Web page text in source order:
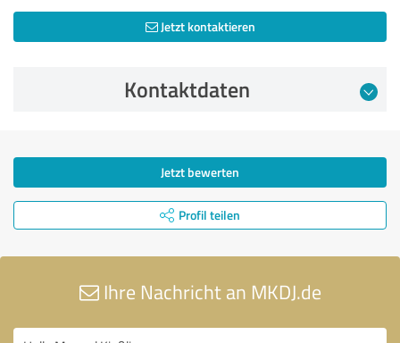
Jetzt kontaktieren
Kontaktdaten
Jetzt bewerten
Profil teilen
Ihre Nachricht an MKDJ.de